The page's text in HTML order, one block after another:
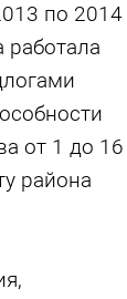
по 2014
работала
от 1 до 16
района